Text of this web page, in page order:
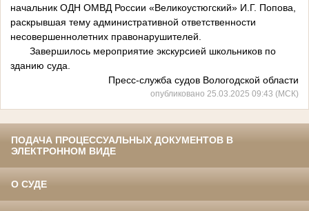
начальник ОДН ОМВД России «Великоустюгский» И.Г. Попова,
раскрывшая тему административной ответственности
несовершеннолетних правонарушителей.
Завершилось мероприятие экскурсией школьников по
зданию суда.
Пресс-служба судов Вологодской области
опубликовано 25.03.2025 09:43 (МСК)
ПОДАЧА ПРОЦЕССУАЛЬНЫХ ДОКУМЕНТОВ В
ЭЛЕКТРОННОМ ВИДЕ
О СУДЕ